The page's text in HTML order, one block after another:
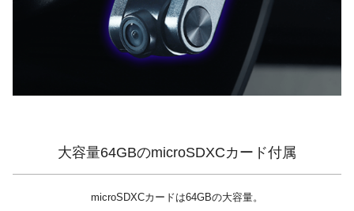
大容量64GBのmicroSDXCカード付属
microSDXCカードは64GBの大容量。